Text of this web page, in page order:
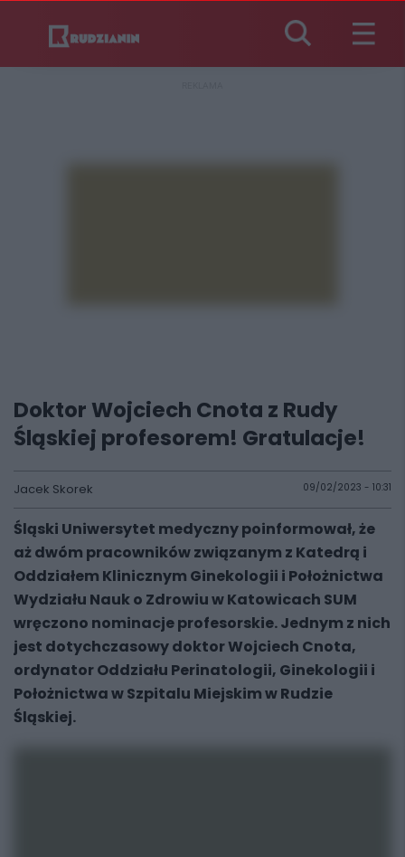
Doktor Wojciech Cnota z Rudy
Śląskiej profesorem! Gratulacje!
Jacek Skorek 09/02/2023 - 10:31
Śląski Uniwersytet medyczny poinformował, że
aż dwóm pracowników związanym z Katedrą i
Oddziałem Klinicznym Ginekologii i Położnictwa
Wydziału Nauk o Zdrowiu w Katowicach SUM
wręczono nominacje profesorskie. Jednym z nich
jest dotychczasowy doktor Wojciech Cnota,
ordynator Oddziału Perinatologii, Ginekologii i
Położnictwa w Szpitalu Miejskim w Rudzie
Śląskiej.